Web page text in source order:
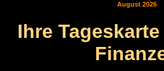
August 2026
Ihre